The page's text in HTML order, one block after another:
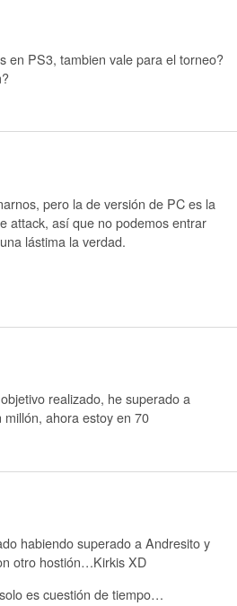
en PS3, tambien vale para el torneo?
pero la de versión de PC es la
attack, así que no podemos entrar
lástima la verdad.
realizado, he superado a
ahora estoy en 70
habiendo superado a Andresito y
otro hostión…Kirkis XD
es cuestión de tiempo…